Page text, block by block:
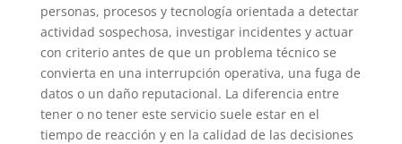
personas, procesos y tecnología orientada a detectar
actividad sospechosa, investigar incidentes y actuar
con criterio antes de que un problema técnico se
convierta en una interrupción operativa, una fuga de
datos o un daño reputacional. La diferencia entre
tener o no tener este servicio suele estar en el
tiempo de reacción y en la calidad de las decisiones